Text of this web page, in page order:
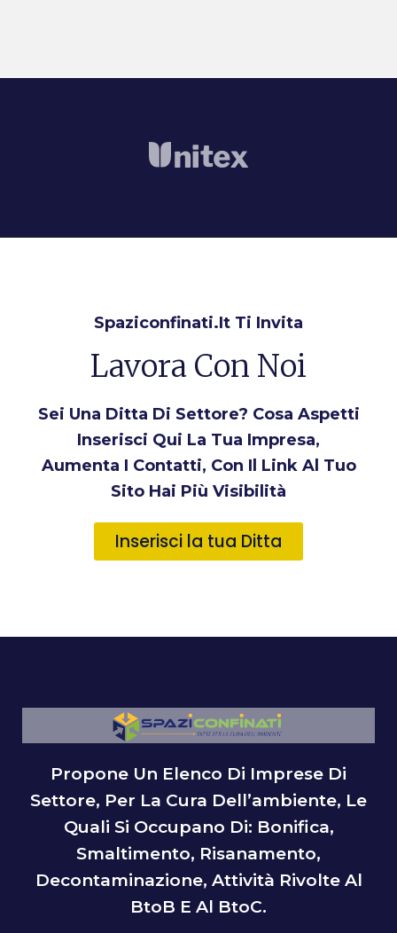
Spaziconfinati.it Ti Invita
Lavora Con Noi
Sei Una Ditta Di Settore? Cosa Aspetti
Inserisci Qui La Tua Impresa,
Aumenta I Contatti, Con Il Link Al Tuo
Sito Hai Più Visibilità
Inserisci la tua Ditta
Propone Un Elenco Di Imprese Di
Settore, Per La Cura Dell’ambiente, Le
Quali Si Occupano Di: Bonifica,
Smaltimento, Risanamento,
Decontaminazione, Attività Rivolte Al
BtoB E Al BtoC.